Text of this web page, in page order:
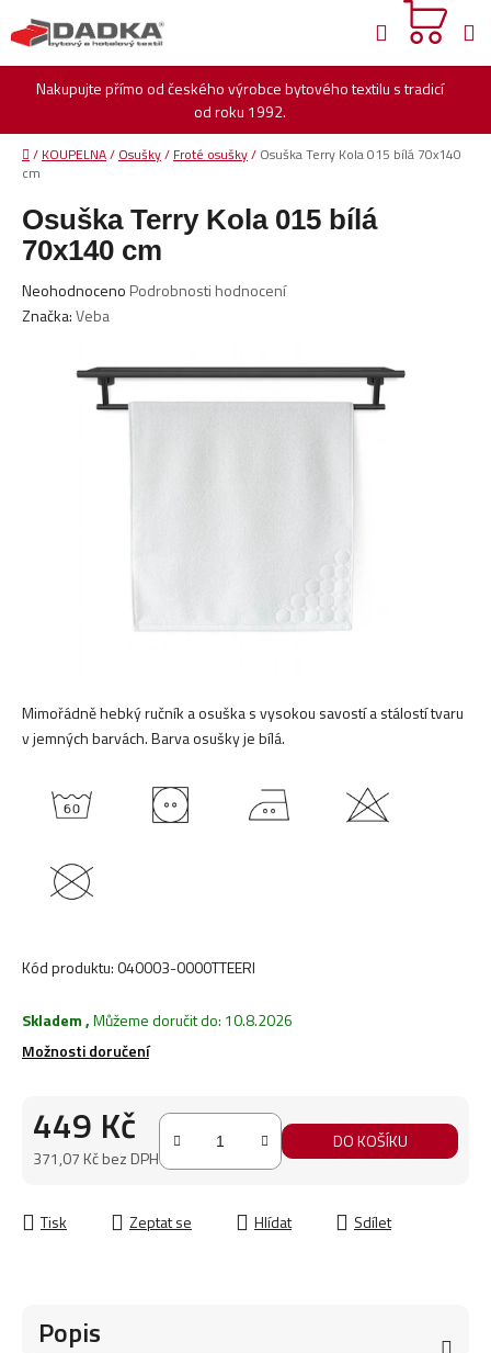
na
obsah
Nakupujte přímo od českého výrobce bytového textilu s tradicí
od roku 1992.
Hledat
Domů
/ KOUPELNA/ Osušky/ Froté osušky/ Osuška Terry Kola 015 bílá 70x140
cm
Mimořádně hebký ručník a osuška s vysokou savostí a stálostí tvaru
v jemných barvách. Barva osušky je bílá.
Kód produktu:040003-0000TTEERI
Skladem,Můžeme doručit do: 10.8.2026
Možnosti doručení
449 Kč
371,07 Kč bez DPH
DO KOŠÍKU
Tisk Zeptat se Hlídat Sdílet
Osuška Terry Kola 015 bílá
70x140 cm
Průměrné
hodnocení
Neohodnoceno Podrobnosti hodnocení
Značka:Veba
Popis